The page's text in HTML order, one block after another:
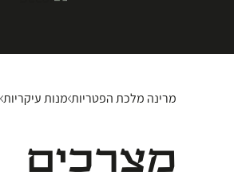
מרינה מלכת הפטריות מנות עיקריות
מצרכים